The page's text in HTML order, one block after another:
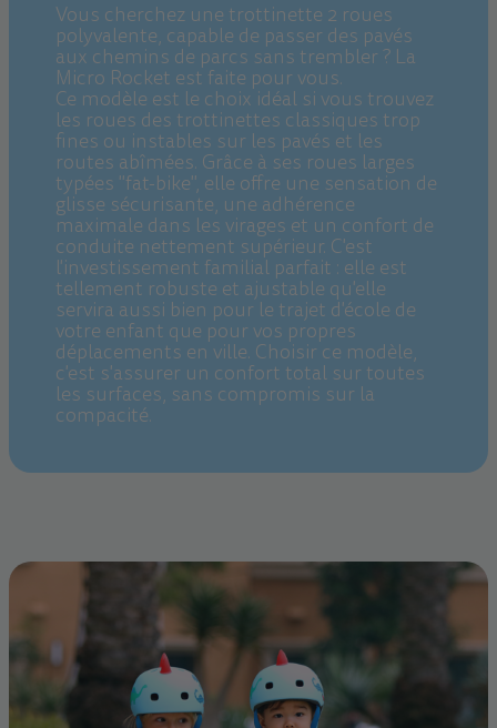
Vous cherchez une trottinette 2 roues
polyvalente, capable de passer des pavés
aux chemins de parcs sans trembler ? La
Micro Rocket est faite pour vous.
Ce modèle est le choix idéal si vous trouvez
les roues des trottinettes classiques trop
fines ou instables sur les pavés et les
routes abîmées. Grâce à ses roues larges
typées "fat-bike", elle offre une sensation de
glisse sécurisante, une adhérence
maximale dans les virages et un confort de
conduite nettement supérieur. C'est
l'investissement familial parfait : elle est
tellement robuste et ajustable qu'elle
servira aussi bien pour le trajet d'école de
votre enfant que pour vos propres
déplacements en ville. Choisir ce modèle,
c'est s'assurer un confort total sur toutes
les surfaces, sans compromis sur la
compacité.